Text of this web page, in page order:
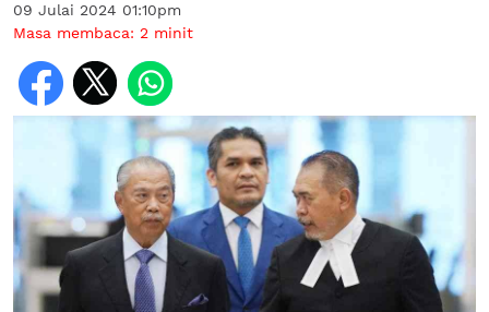
09 Julai 2024 01:10pm
Masa membaca: 2 minit